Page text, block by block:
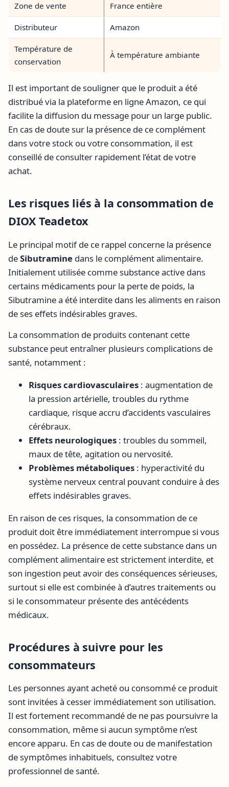
Zone de vente France entière
Distributeur Amazon
Température de
conservation
À température ambiante
Il est important de souligner que le produit a été
distribué via la plateforme en ligne Amazon, ce qui
facilite la diffusion du message pour un large public.
En cas de doute sur la présence de ce complément
dans votre stock ou votre consommation, il est
conseillé de consulter rapidement l’état de votre
achat.
Les risques liés à la consommation de
DIOX Teadetox
Le principal motif de ce rappel concerne la présence
deSibutramine dans le complément alimentaire.
Initialement utilisée comme substance active dans
certains médicaments pour la perte de poids, la
Sibutramine a été interdite dans les aliments en raison
de ses effets indésirables graves.
La consommation de produits contenant cette
substance peut entraîner plusieurs complications de
santé, notamment :
Risques cardiovasculaires : augmentation de
la pression artérielle, troubles du rythme
cardiaque, risque accru d’accidents vasculaires
cérébraux.
Effets neurologiques : troubles du sommeil,
maux de tête, agitation ou nervosité.
Problèmes métaboliques : hyperactivité du
système nerveux central pouvant conduire à des
effets indésirables graves.
En raison de ces risques, la consommation de ce
produit doit être immédiatement interrompue si vous
en possédez. La présence de cette substance dans un
complément alimentaire est strictement interdite, et
son ingestion peut avoir des conséquences sérieuses,
surtout si elle est combinée à d’autres traitements ou
si le consommateur présente des antécédents
médicaux.
Procédures à suivre pour les
consommateurs
Les personnes ayant acheté ou consommé ce produit
sont invitées à cesser immédiatement son utilisation.
Il est fortement recommandé de ne pas poursuivre la
consommation, même si aucun symptôme n’est
encore apparu. En cas de doute ou de manifestation
de symptômes inhabituels, consultez votre
professionnel de santé.